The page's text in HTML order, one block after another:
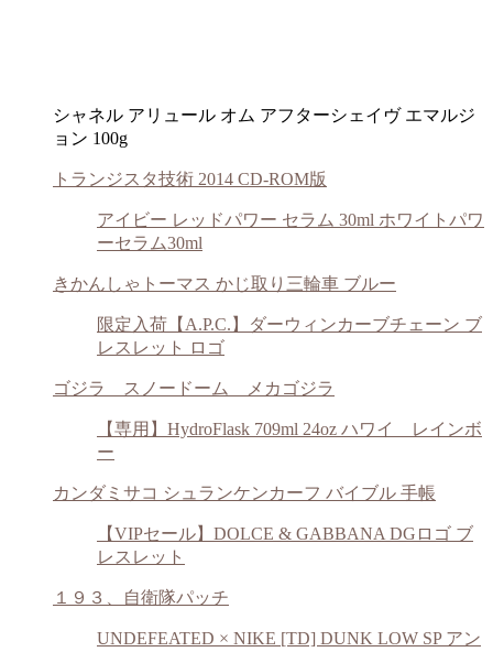
シャネル アリュール オム アフターシェイヴ エマルジ
ョン 100g
トランジスタ技術 2014 CD-ROM版
アイビー レッドパワー セラム 30ml ホワイトパワ
ーセラム30ml
きかんしゃトーマス かじ取り三輪車 ブルー
限定入荷【A.P.C.】ダーウィンカーブチェーン ブ
レスレット ロゴ
ゴジラ スノードーム メカゴジラ
【専用】HydroFlask 709ml 24oz ハワイ レインボ
ー
カンダミサコ シュランケンカーフ バイブル 手帳
【VIPセール】DOLCE & GABBANA DGロゴ ブ
レスレット
１９３、自衛隊パッチ
UNDEFEATED × NIKE [TD] DUNK LOW SP アン